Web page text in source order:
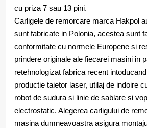
cu priza 7 sau 13 pini.
Carligele de remorcare marca Hakpol
sunt fabricate in Polonia, acestea sunt
conformitate cu normele Europene si
prindere originale ale fiecarei masini in
retehnologizat fabrica recent
productie taietor laser, utilaj de indoire
robot de sudura si linie de sablare si
electrostatic. Alegerea carligului de
masina dumneavoastra asigura